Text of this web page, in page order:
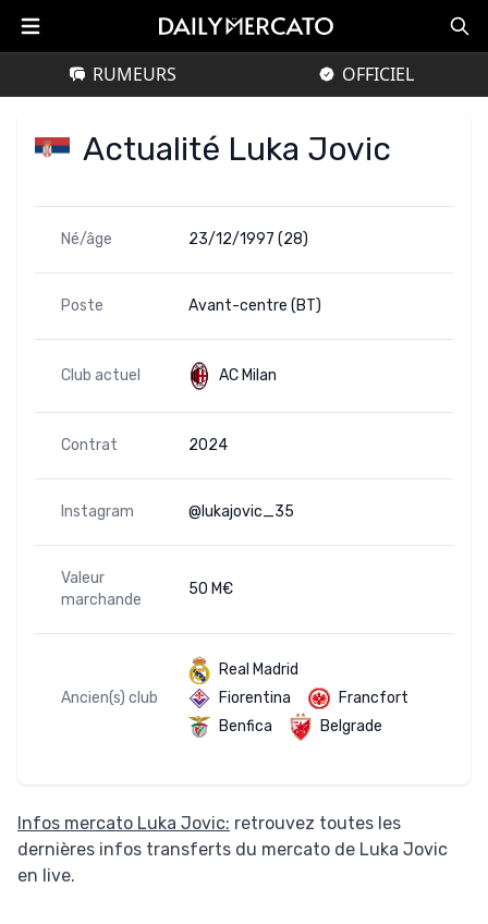
RUMEURS OFFICIEL
Actualité Luka Jovic
Né/âge 23/12/1997 (28)
Poste Avant-centre (BT)
Club actuel AC Milan
Contrat 2024
Instagram @lukajovic_35
Valeur
marchande
50 M€
Ancien(s) club
Real Madrid
Fiorentina
Francfort
Benfica
Belgrade
Infos mercato Luka Jovic: retrouvez toutes les
dernières infos transferts du mercato de Luka Jovic
en live.